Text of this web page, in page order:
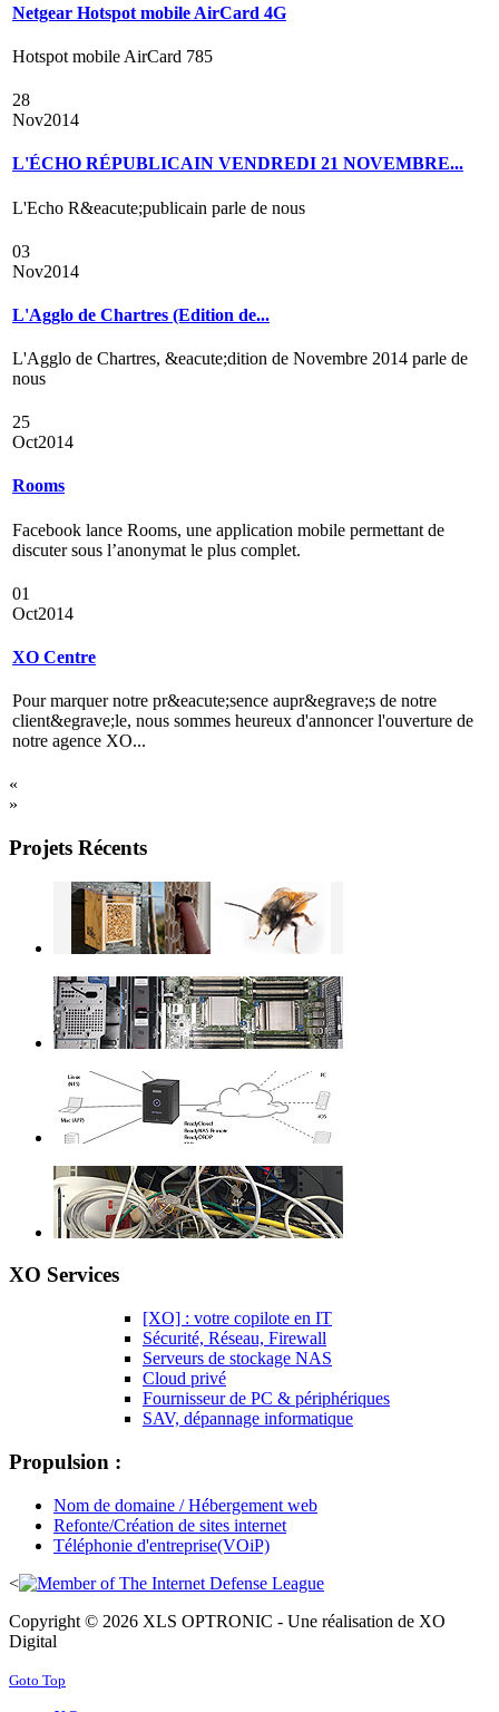
Netgear Hotspot mobile AirCard 4G
Hotspot mobile AirCard 785
28
Nov2014
L'ÉCHO RÉPUBLICAIN VENDREDI 21 NOVEMBRE...
L'Echo R&eacute;publicain parle de nous
03
Nov2014
L'Agglo de Chartres (Edition de...
L'Agglo de Chartres, &eacute;dition de Novembre 2014 parle de
nous
25
Oct2014
Rooms
Facebook lance Rooms, une application mobile permettant de
discuter sous l’anonymat le plus complet.
01
Oct2014
XO Centre
Pour marquer notre pr&eacute;sence aupr&egrave;s de notre
client&egrave;le, nous sommes heureux d'annoncer l'ouverture de
notre agence XO...
«
»
Projets Récents
XO Services
[XO] : votre copilote en IT
Sécurité, Réseau, Firewall
Serveurs de stockage NAS
Cloud privé
Fournisseur de PC & périphériques
SAV, dépannage informatique
Propulsion :
Nom de domaine / Hébergement web
Refonte/Création de sites internet
Téléphonie d'entreprise(VOiP)
<
Copyright © 2026 XLS OPTRONIC - Une réalisation de XO
Digital
Goto Top